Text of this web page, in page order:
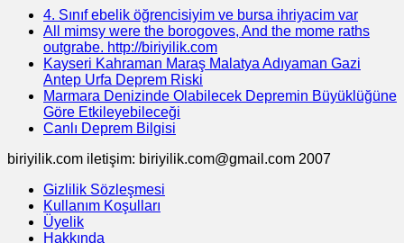
4. Sınıf ebelik öğrencisiyim ve bursa ihriyacim var
All mimsy were the borogoves, And the mome raths
outgrabe. http://biriyilik.com
Kayseri Kahraman Maraş Malatya Adıyaman Gazi
Antep Urfa Deprem Riski
Marmara Denizinde Olabilecek Depremin Büyüklüğüne
Göre Etkileyebileceği
Canlı Deprem Bilgisi
biriyilik.com iletişim: biriyilik.com@gmail.com 2007
Gizlilik Sözleşmesi
Kullanım Koşulları
Üyelik
Hakkında